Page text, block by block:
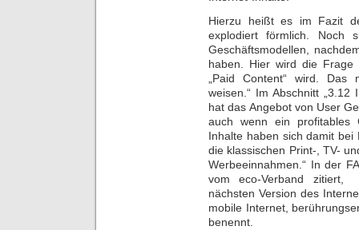
Hierzu heißt es im Fazit
explodiert förmlich. Noch
Geschäftsmodellen,
haben. Hier wird die Frage
„Paid Content“ wird.
weisen.“ Im Abschnitt „3.12
hat das Angebot von User
auch wenn ein profitables
Inhalte haben sich damit bei
die klassischen Print-, TV-
Werbeeinnahmen.“ In der
vom eco-Verband zitiert,
nächsten Version des
mobile Internet,
benennt.